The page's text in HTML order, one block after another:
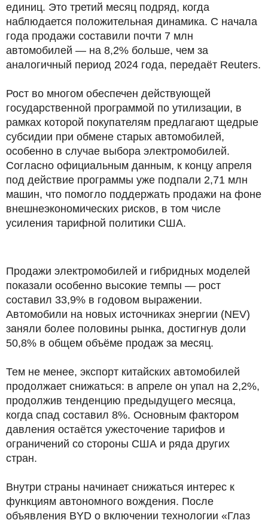
единиц. Это третий месяц подряд, когда
наблюдается положительная динамика. С начала
года продажи составили почти 7 млн
автомобилей — на 8,2% больше, чем за
аналогичный период 2024 года, передаёт Reuters.
Рост во многом обеспечен действующей
государственной программой по утилизации, в
рамках которой покупателям предлагают щедрые
субсидии при обмене старых автомобилей,
особенно в случае выбора электромобилей.
Согласно официальным данным, к концу апреля
под действие программы уже подпали 2,71 млн
машин, что помогло поддержать продажи на фоне
внешнеэкономических рисков, в том числе
усиления тарифной политики США.
Продажи электромобилей и гибридных моделей
показали особенно высокие темпы — рост
составил 33,9% в годовом выражении.
Автомобили на новых источниках энергии (NEV)
заняли более половины рынка, достигнув доли
50,8% в общем объёме продаж за месяц.
Тем не менее, экспорт китайских автомобилей
продолжает снижаться: в апреле он упал на 2,2%,
продолжив тенденцию предыдущего месяца,
когда спад составил 8%. Основным фактором
давления остаётся ужесточение тарифов и
ограничений со стороны США и ряда других
стран.
Внутри страны начинает снижаться интерес к
функциям автономного вождения. После
объявления BYD о включении технологии «Глаз